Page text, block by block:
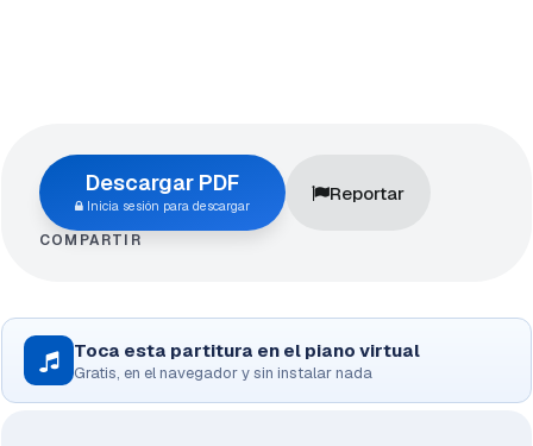
Descargar PDF
Inicia sesión para descargar
Reportar
COMPARTIR
Toca esta partitura en el piano virtual
Gratis, en el navegador y sin instalar nada